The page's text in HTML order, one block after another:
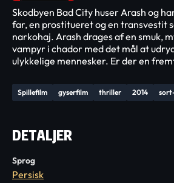
Spillefilm gyserfilm thriller 2014
Skodbyen Bad City huser Arash og
far, en prostitueret og en transvestit
narkohaj. Arash drages af en smuk,
vampyr i chador med det mål at
ulykkelige mennesker. Er der en
DETALJER
Sprog
Persisk